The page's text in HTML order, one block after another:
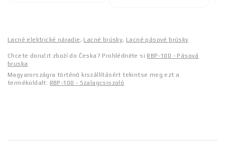
Lacné elektrické náradie, Lacné brúsky, Lacné pásové brúsky
Chcete doručit zboží do Česka? Prohlédněte si RBP-100 - Pásová
bruska
Magyarországra történő kiszállításért tekintse meg ezt a
termékoldalt: RBP-100 - Szalagcsiszoló